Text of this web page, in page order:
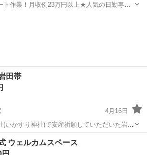
ト作業！月収例23万円以上★人気の日勤専属
田帯
4月16日
いかすり神社)で安産祈願していただいた岩田
でフリーサイズです 未使用です ご利用な方
にお譲り致します 黄色です 連絡遅れます 発送はしておりません
駅
ウェルカムスペース